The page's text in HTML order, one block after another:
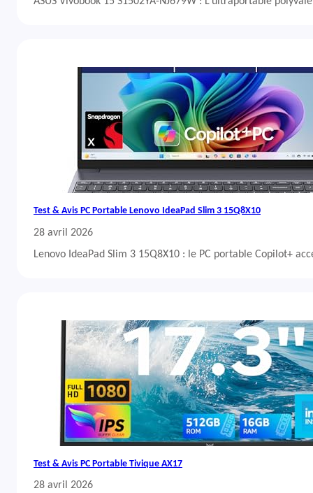
Test & Avis PC Portable Lenovo IdeaPad Slim 3 15Q8X10
28 avril 2026
Lenovo IdeaPad Slim 3 15Q8X10 : le PC portable Copilot+
Test & Avis PC Portable Tivique AX17
28 avril 2026